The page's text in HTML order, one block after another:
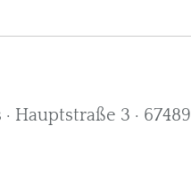
3 · 67489